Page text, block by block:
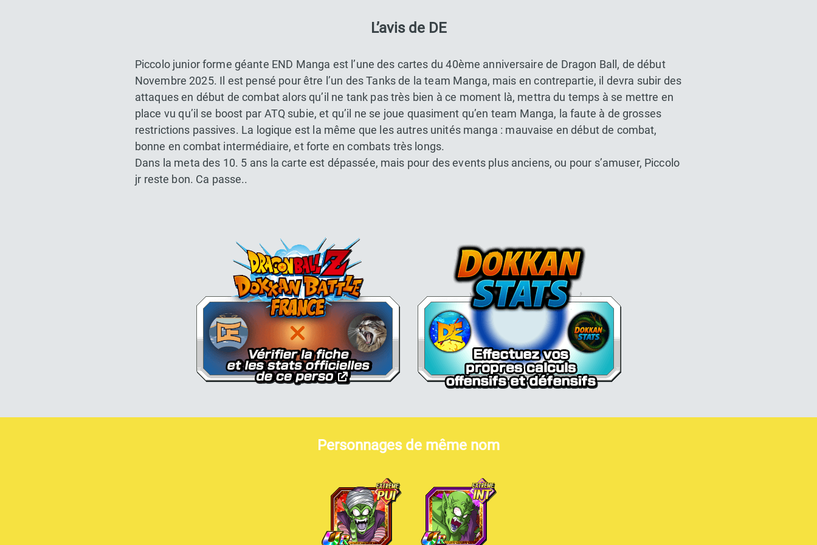
L’avis de DE
Piccolo junior forme géante END Manga est l’une des cartes du 40ème anniversaire de Dragon Ball, de début
Novembre 2025. Il est pensé pour être l’un des Tanks de la team Manga, mais en contrepartie, il devra subir des
attaques en début de combat alors qu’il ne tank pas très bien à ce moment là, mettra du temps à se mettre en
place vu qu’il se boost par ATQ subie, et qu’il ne se joue quasiment qu’en team Manga, la faute à de grosses
restrictions passives. La logique est la même que les autres unités manga : mauvaise en début de combat,
bonne en combat intermédiaire, et forte en combats très longs.
Dans la meta des 10. 5 ans la carte est dépassée, mais pour des events plus anciens, ou pour s’amuser, Piccolo
jr reste bon. Ca passe..
Dokkan Essentials x Dragon Ball Z Dokkan battle France
Personnages de même nom
Piccolo Junior (forme géante)Piccolo Junior (forme géante)